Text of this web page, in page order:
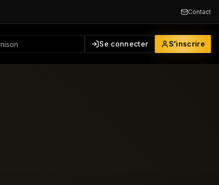
Contact
Se connecter S'inscrire